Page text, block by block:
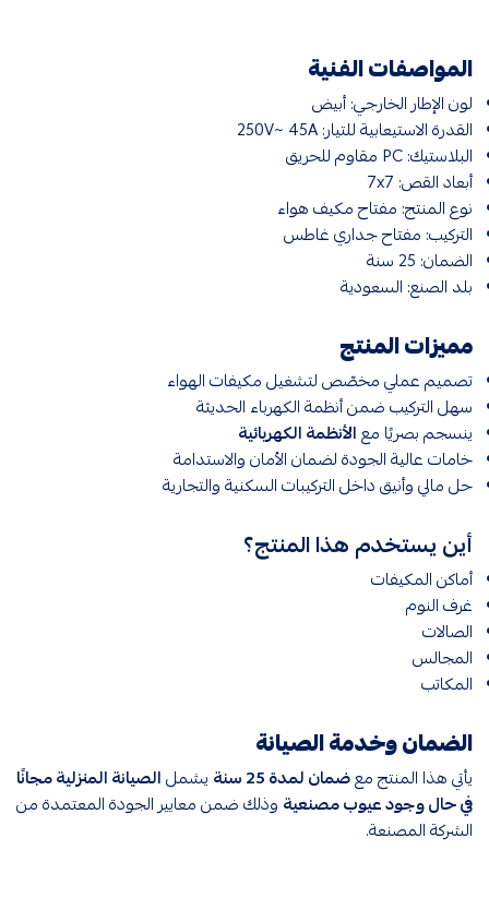
المواصفات الفنية
لون الإطار الخارجي: أبيض
القدرة الاستيعابية للتيار: 250V~ 45A
البلاستيك: PC مقاوم للحريق
أبعاد القص: 7x7
نوع المنتج: مفتاح مكيف هواء
التركيب: مفتاح جداري غاطس
الضمان: 25 سنة
بلد الصنع: السعودية
مميزات المنتج
تصميم عملي مخصّص لتشغيل مكيفات الهواء
سهل التركيب ضمن أنظمة الكهرباء الحديثة
ينسجم بصريًا معالأنظمة الكهربائية
خامات عالية الجودة لضمان الأمان والاستدامة
حل مالي وأنيق داخل التركيبات السكنية والتجارية
أين يستخدم هذا المنتج؟
أماكن المكيفات
غرف النوم
الصالات
المجالس
المكاتب
الضمان وخدمة الصيانة
يأتي هذا المنتج معضمان لمدة 25 سنة يشملالصيانة المنزلية مجانًا
في حال وجود عيوب مصنعية وذلك ضمن معايير الجودة المعتمدة من
الشركة المصنعة.